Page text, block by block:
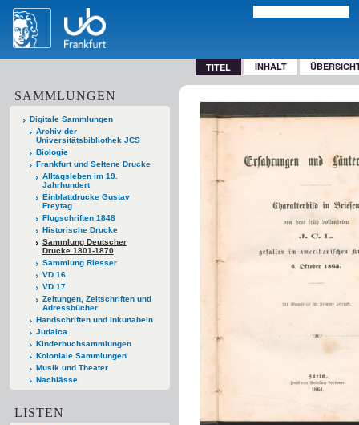
TITEL INHALT
SAMMLUNGEN
Digitale Sammlungen
Archiv der
Universitätsbibliothek JCS
Biologie
Frankfurt und Seltene Drucke
Alltagsleben im 19.
Jahrhundert
Einblattdrucke Gustav
Freytag
Flugschriften 1848
Historische Drucke
Sammlung Deutscher
Drucke 1801-1870
Sammlung Riesser
VD 16
VD 17
Zeitungen, Zeitschriften und
Adressbücher
Handschriften und Inkunabeln
Judaica
Kinderbuchsammlungen
Koloniale Sammlungen
Musik und Theater
Nachlässe
LISTEN